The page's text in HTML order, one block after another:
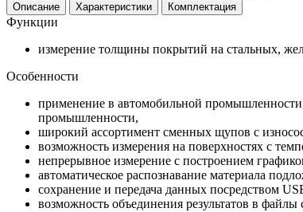
Описание Характеристики Комплектация
Функции
измерение толщины покрытий на стальных,
Особенности
применение в автомобильной
промышленности,
широкий ассортимент сменных щупов с
возможность измерения на поверхностях с
непрерывное измерение с построением
автоматическое распознавание материала
сохранение и передача данных посредством
возможность объединения результатов в